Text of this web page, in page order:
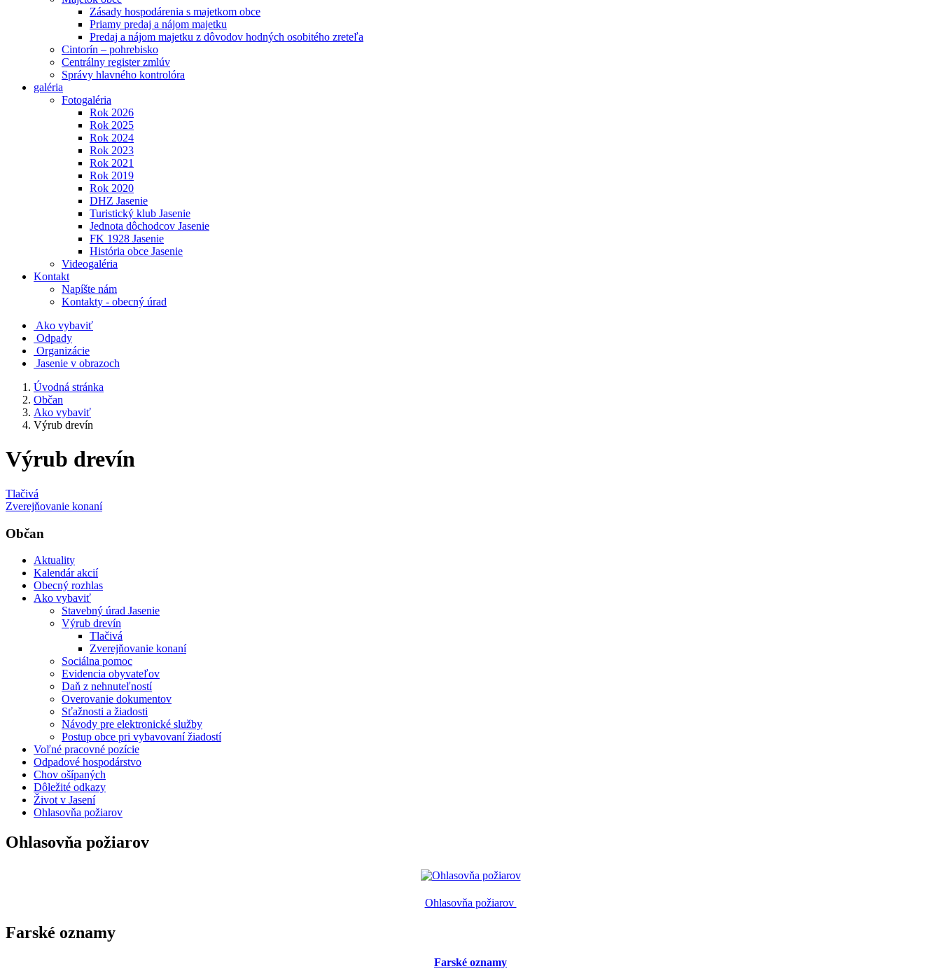
Zásady hospodárenia s majetkom obce
Priamy predaj a nájom majetku
Predaj a nájom majetku z dôvodov hodných osobitého zreteľa
Cintorín – pohrebisko
Centrálny register zmlúv
Správy hlavného kontrolóra
galéria
Fotogaléria
Rok 2026
Rok 2025
Rok 2024
Rok 2023
Rok 2021
Rok 2019
Rok 2020
DHZ Jasenie
Turistický klub Jasenie
Jednota dôchodcov Jasenie
FK 1928 Jasenie
História obce Jasenie
Videogaléria
Kontakt
Napíšte nám
Kontakty - obecný úrad
Ako vybaviť
Odpady
Organizácie
Jasenie v obrazoch
Úvodná stránka
Občan
Ako vybaviť
Výrub drevín
Výrub drevín
Tlačivá
Zverejňovanie konaní
Občan
Aktuality
Kalendár akcií
Obecný rozhlas
Ako vybaviť
Stavebný úrad Jasenie
Výrub drevín
Tlačivá
Zverejňovanie konaní
Sociálna pomoc
Evidencia obyvateľov
Daň z nehnuteľností
Overovanie dokumentov
Sťažnosti a žiadosti
Návody pre elektronické služby
Postup obce pri vybavovaní žiadostí
Voľné pracovné pozície
Odpadové hospodárstvo
Chov ošípaných
Dôležité odkazy
Život v Jasení
Ohlasovňa požiarov
Ohlasovňa požiarov
Ohlasovňa požiarov
Farské oznamy
Farské oznamy